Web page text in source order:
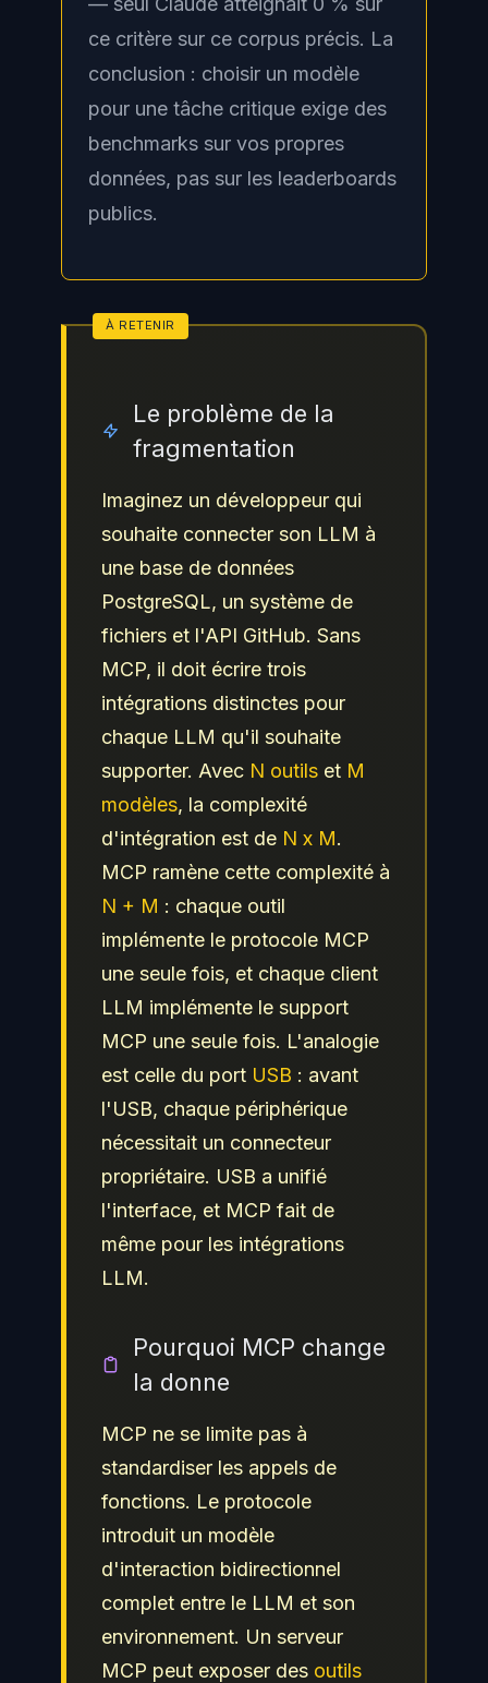
ce critère sur ce corpus précis. La
conclusion : choisir un modèle
pour une tâche critique exige des
benchmarks sur vos propres
données, pas sur les leaderboards
publics.
Le problème de la
fragmentation
Imaginez un développeur qui
souhaite connecter son LLM à
une base de données
PostgreSQL, un système de
fichiers et l'API GitHub. Sans
MCP, il doit écrire trois
intégrations distinctes pour
chaque LLM qu'il souhaite
supporter. Avec N outils et M
modèles, la complexité
d'intégration est de N x M.
MCP ramène cette complexité à
N + M : chaque outil
implémente le protocole MCP
une seule fois, et chaque client
LLM implémente le support
MCP une seule fois. L'analogie
est celle du port USB : avant
l'USB, chaque périphérique
nécessitait un connecteur
propriétaire. USB a unifié
l'interface, et MCP fait de
même pour les intégrations
LLM.
Pourquoi MCP change
la donne
MCP ne se limite pas à
standardiser les appels de
fonctions. Le protocole
introduit un modèle
d'interaction bidirectionnel
complet entre le LLM et son
environnement. Un serveur
MCP peut exposer des outils